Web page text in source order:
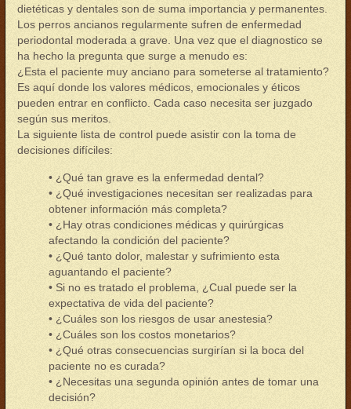
dietéticas y dentales son de suma importancia y permanentes.
Los perros ancianos regularmente sufren de enfermedad
periodontal moderada a grave. Una vez que el diagnostico se
ha hecho la pregunta que surge a menudo es:
¿Esta el paciente muy anciano para someterse al tratamiento?
Es aquí donde los valores médicos, emocionales y éticos
pueden entrar en conflicto. Cada caso necesita ser juzgado
según sus meritos.
La siguiente lista de control puede asistir con la toma de
decisiones difíciles:
• ¿Qué tan grave es la enfermedad dental?
• ¿Qué investigaciones necesitan ser realizadas para
obtener información más completa?
• ¿Hay otras condiciones médicas y quirúrgicas
afectando la condición del paciente?
• ¿Qué tanto dolor, malestar y sufrimiento esta
aguantando el paciente?
• Si no es tratado el problema, ¿Cual puede ser la
expectativa de vida del paciente?
• ¿Cuáles son los riesgos de usar anestesia?
• ¿Cuáles son los costos monetarios?
• ¿Qué otras consecuencias surgirían si la boca del
paciente no es curada?
• ¿Necesitas una segunda opinión antes de tomar una
decisión?